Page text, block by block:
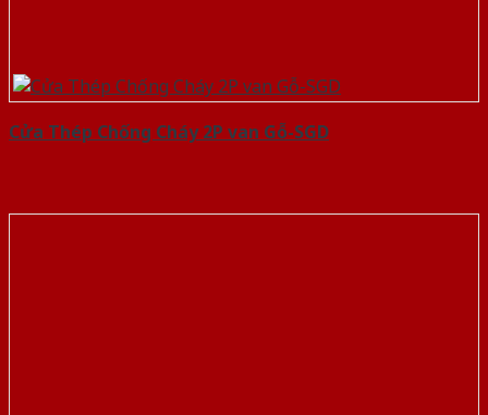
Cửa Thép Chống Cháy 2P van Gỗ-SGD